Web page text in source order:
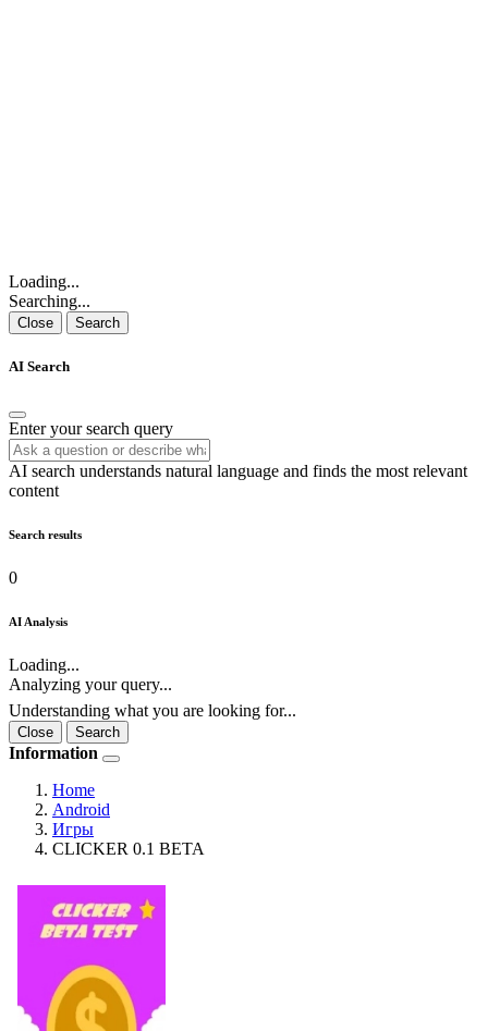
Loading...
Searching...
Close Search
AI Search
Enter your search query
AI search understands natural language and finds the most relevant
content
Search results
0
AI Analysis
Loading...
Analyzing your query...
Understanding what you are looking for...
Close Search
Information
Home
Android
Игры
CLICKER 0.1 BETA